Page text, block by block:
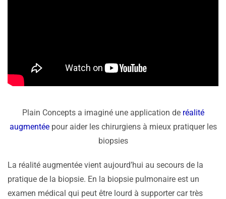
Plain Concepts a imaginé une application de réalité
augmentéepour aider les chirurgiens à mieux pratiquer les
biopsies
La réalité augmentée vient aujourd’hui au secours de la
pratique de la biopsie. En la biopsie pulmonaire est un
examen médical qui peut être lourd à supporter car très